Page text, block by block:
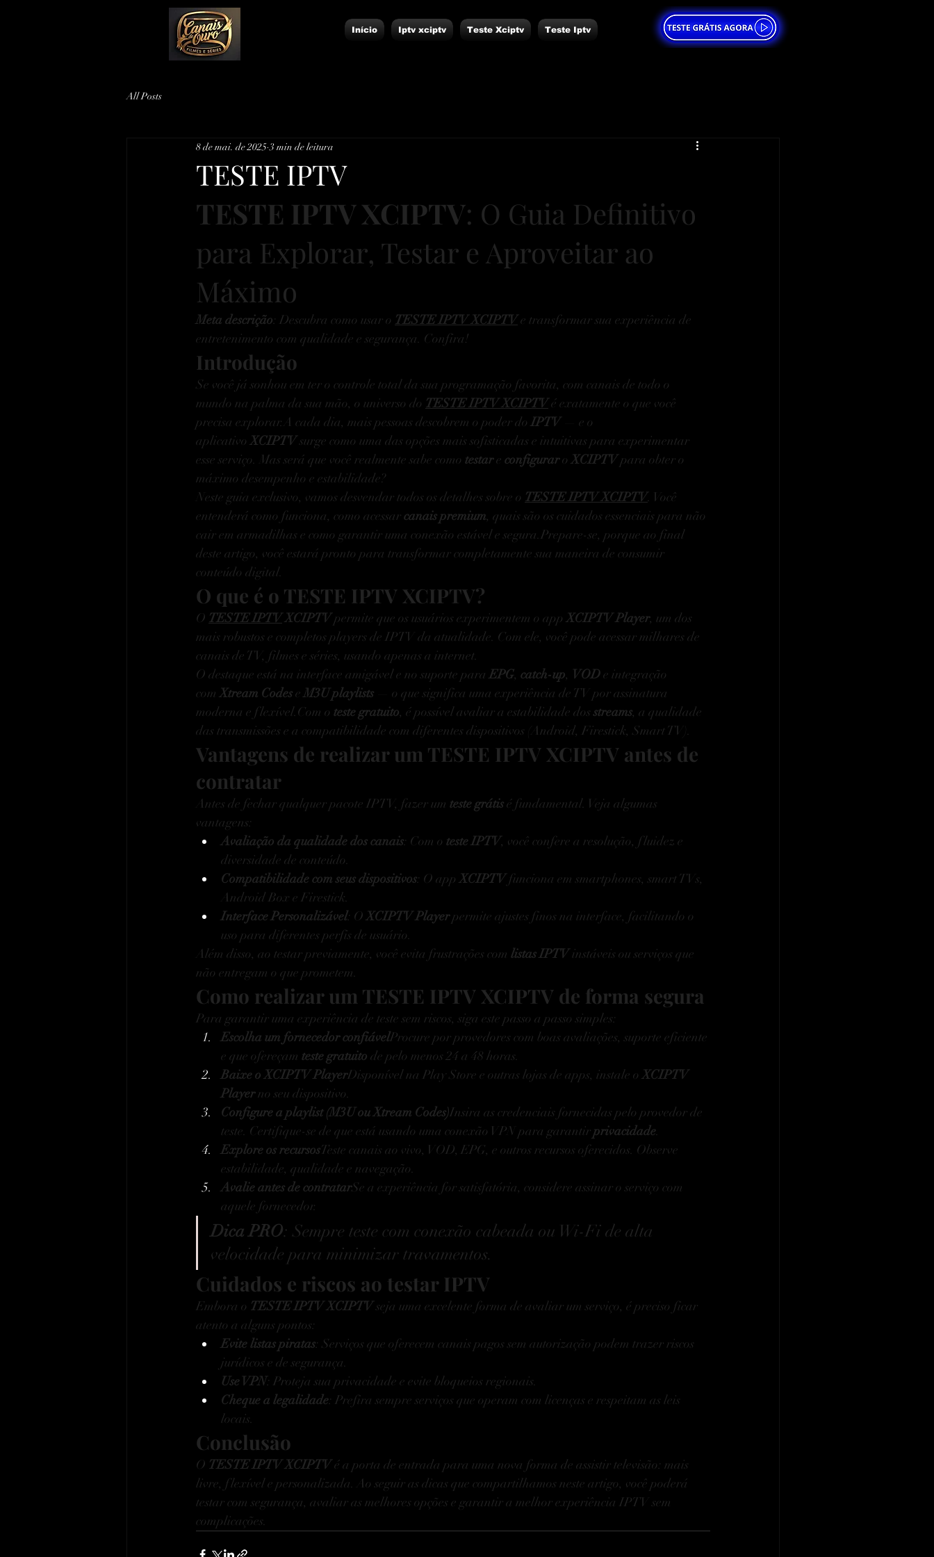
Início Iptv xciptv Teste Xciptv Teste Iptv
All Posts
TESTE IPTV
8 de mai. de 2025 3 min de leitura
TESTE IPTV XCIPTV: O Guia Definitivo
para Explorar, Testar e Aproveitar ao
Máximo
Meta descrição: Descubra como usar o TESTE IPTV XCIPTV e transformar sua experiência de
entretenimento com qualidade e segurança. Confira!
Introdução
Se você já sonhou em ter o controle total da sua programação favorita, com canais de todo o
mundo na palma da sua mão, o universo do TESTE IPTV XCIPTV é exatamente o que você
precisa explorar.A cada dia, mais pessoas descobrem o poder do IPTV — e o
aplicativo XCIPTV surge como uma das opções mais sofisticadas e intuitivas para experimentar
esse serviço. Mas será que você realmente sabe como testar e configurar o XCIPTV para obter o
máximo desempenho e estabilidade?
Neste guia exclusivo, vamos desvendar todos os detalhes sobre o TESTE IPTV XCIPTV. Você
entenderá como funciona, como acessar canais premium, quais são os cuidados essenciais para não
cair em armadilhas e como garantir uma conexão estável e segura.Prepare-se, porque ao final
deste artigo, você estará pronto para transformar completamente sua maneira de consumir
conteúdo digital.
O que é o TESTE IPTV XCIPTV?
O TESTE IPTV XCIPTV permite que os usuários experimentem o app XCIPTV Player, um dos
mais robustos e completos players de IPTV da atualidade. Com ele, você pode acessar milhares de
canais de TV, filmes e séries, usando apenas a internet.
O destaque está na interface amigável e no suporte para EPG, catch-up, VOD e integração
com Xtream Codes e M3U playlists — o que significa uma experiência de TV por assinatura
moderna e flexível.Com o teste gratuito, é possível avaliar a estabilidade dos streams, a qualidade
das transmissões e a compatibilidade com diferentes dispositivos (Android, Firestick, Smart TV).
Vantagens de realizar um TESTE IPTV XCIPTV antes de
contratar
Antes de fechar qualquer pacote IPTV, fazer um teste grátis é fundamental. Veja algumas
vantagens:
Avaliação da qualidade dos canais: Com o teste IPTV, você confere a resolução, fluidez e
diversidade de conteúdo.
Compatibilidade com seus dispositivos: O app XCIPTV funciona em smartphones, smart TVs,
Android Box e Firestick.
Interface Personalizável: O XCIPTV Player permite ajustes finos na interface, facilitando o
uso para diferentes perfis de usuário.
Além disso, ao testar previamente, você evita frustrações com listas IPTV instáveis ou serviços que
não entregam o que prometem.
Como realizar um TESTE IPTV XCIPTV de forma segura
Para garantir uma experiência de teste sem riscos, siga este passo a passo simples:
Escolha um fornecedor confiávelProcure por provedores com boas avaliações, suporte eficiente
e que ofereçam teste gratuito de pelo menos 24 a 48 horas.
Baixe o XCIPTV PlayerDisponível na Play Store e outras lojas de apps, instale o XCIPTV
Player no seu dispositivo.
Configure a playlist (M3U ou Xtream Codes)Insira as credenciais fornecidas pelo provedor de
teste. Certifique-se de que está usando uma conexão VPN para garantir privacidade.
Explore os recursosTeste canais ao vivo, VOD, EPG, e outros recursos oferecidos. Observe
estabilidade, qualidade e navegação.
Avalie antes de contratarSe a experiência for satisfatória, considere assinar o serviço com
aquele fornecedor.
Dica PRO: Sempre teste com conexão cabeada ou Wi-Fi de alta
velocidade para minimizar travamentos.
Cuidados e riscos ao testar IPTV
Embora o TESTE IPTV XCIPTV seja uma excelente forma de avaliar um serviço, é preciso ficar
atento a alguns pontos:
Evite listas piratas: Serviços que oferecem canais pagos sem autorização podem trazer riscos
jurídicos e de segurança.
Use VPN: Proteja sua privacidade e evite bloqueios regionais.
Cheque a legalidade: Prefira sempre serviços que operam com licenças e respeitam as leis
locais.
Conclusão
O TESTE IPTV XCIPTV é a porta de entrada para uma nova forma de assistir televisão: mais
livre, flexível e personalizada. Ao seguir as dicas que compartilhamos neste artigo, você poderá
testar com segurança, avaliar as melhores opções e garantir a melhor experiência IPTV sem
complicações.